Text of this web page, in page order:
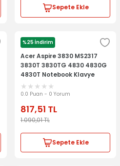
Sepete Ekle
%25 İndirim
ACER
Acer Aspire 3830 MS2317
3830T 3830TG 4830 4830G
4830T Notebook Klavye
Laptop Tuş Takımı
0.0 Puan - 0 Yorum
817,51 TL
1.090,01TL
Sepete Ekle